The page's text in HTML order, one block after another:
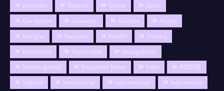
govt.jobs
Gujarat Gujrat
Guna
Gurugram
Guwahati Gwalior
Harda
Hariyna
Haryana Health
History
Hollywood
Horoscope
hosagabade
Hoshangabad
Important News India
INDORE
ingland
Internatinal international
Internationl